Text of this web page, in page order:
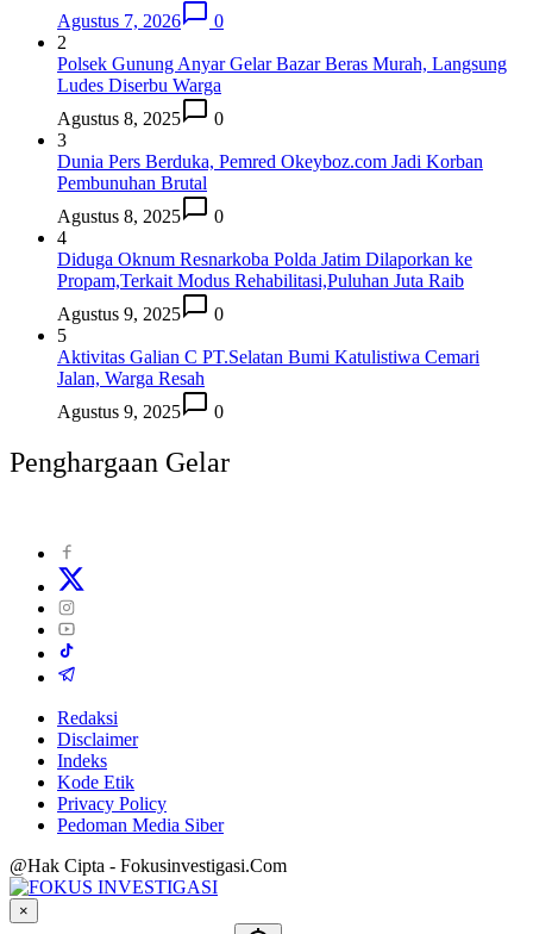
Agustus 7, 2026
0
2
Polsek Gunung Anyar Gelar Bazar Beras Murah, Langsung
Ludes Diserbu Warga
Agustus 8, 2025
0
3
Dunia Pers Berduka, Pemred Okeyboz.com Jadi Korban
Pembunuhan Brutal
Agustus 8, 2025
0
4
Diduga Oknum Resnarkoba Polda Jatim Dilaporkan ke
Propam,Terkait Modus Rehabilitasi,Puluhan Juta Raib
Agustus 9, 2025
0
5
Aktivitas Galian C PT.Selatan Bumi Katulistiwa Cemari
Jalan, Warga Resah
Agustus 9, 2025
0
Penghargaan Gelar
Redaksi
Disclaimer
Indeks
Kode Etik
Privacy Policy
Pedoman Media Siber
@Hak Cipta - Fokusinvestigasi.Com
×